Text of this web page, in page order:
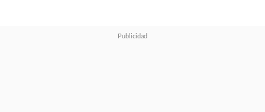
Ofcom será el encargado de la